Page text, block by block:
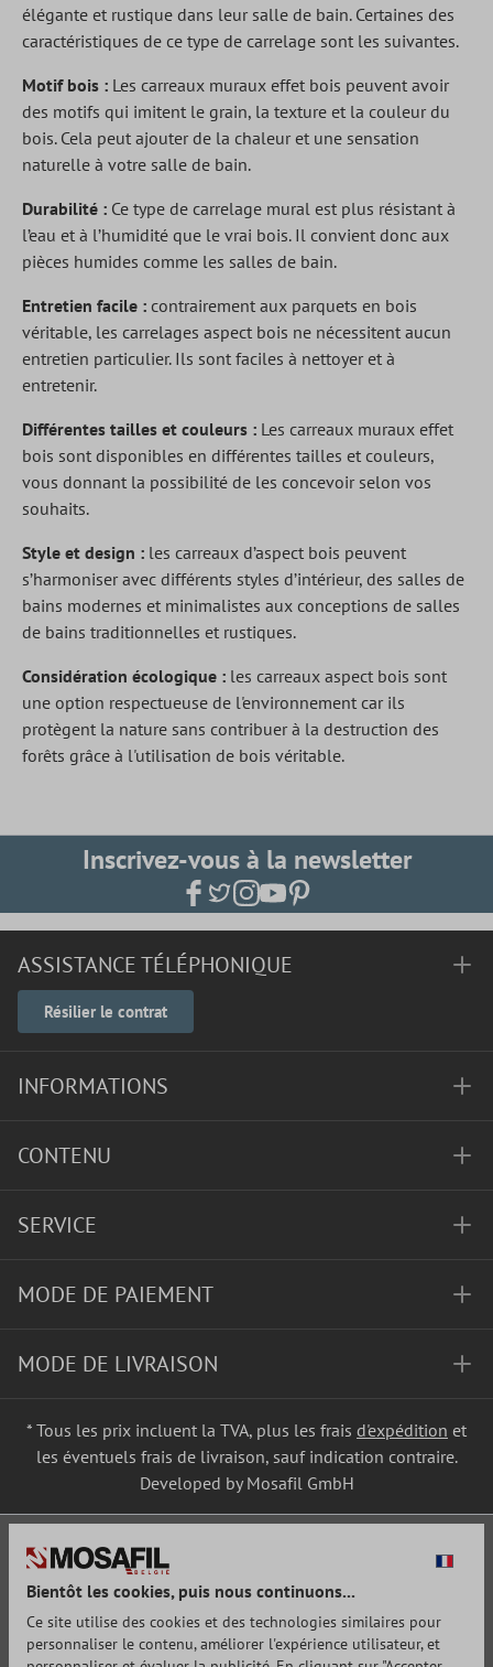
élégante et rustique dans leur salle de bain. Certaines des
caractéristiques de ce type de carrelage sont les suivantes.
Motif bois : Les carreaux muraux effet bois peuvent avoir
des motifs qui imitent le grain, la texture et la couleur du
bois. Cela peut ajouter de la chaleur et une sensation
naturelle à votre salle de bain.
Durabilité : Ce type de carrelage mural est plus résistant à
l’eau et à l’humidité que le vrai bois. Il convient donc aux
pièces humides comme les salles de bain.
Entretien facile : contrairement aux parquets en bois
véritable, les carrelages aspect bois ne nécessitent aucun
entretien particulier. Ils sont faciles à nettoyer et à
entretenir.
Différentes tailles et couleurs : Les carreaux muraux effet
bois sont disponibles en différentes tailles et couleurs,
vous donnant la possibilité de les concevoir selon vos
souhaits.
Style et design : les carreaux d’aspect bois peuvent
s’harmoniser avec différents styles d’intérieur, des salles de
bains modernes et minimalistes aux conceptions de salles
de bains traditionnelles et rustiques.
Considération écologique : les carreaux aspect bois sont
une option respectueuse de l'environnement car ils
protègent la nature sans contribuer à la destruction des
forêts grâce à l'utilisation de bois véritable.
Inscrivez-vous à la newsletter
ASSISTANCE TÉLÉPHONIQUE
Résilier le contrat
INFORMATIONS
CONTENU
SERVICE
MODE DE PAIEMENT
MODE DE LIVRAISON
* Tous les prix incluent la TVA, plus les frais d'expédition et
les éventuels frais de livraison, sauf indication contraire.
Developed by Mosafil GmbH
Bientôt les cookies, puis nous continuons...
Ce site utilise des cookies et des technologies similaires pour
personnaliser le contenu, améliorer l'expérience utilisateur, et